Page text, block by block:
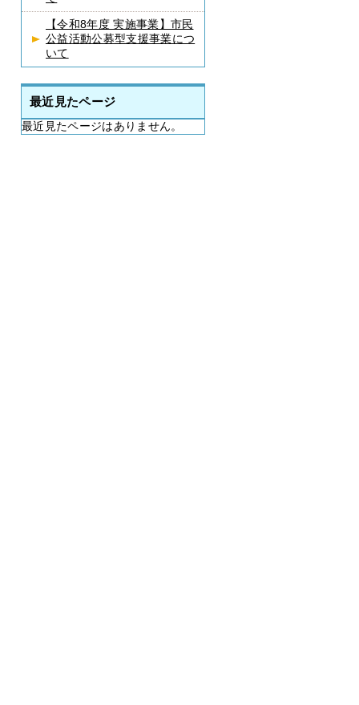
【令和8年度 実施事業】市民
公益活動公募型支援事業につ
いて
最近見たページ
最近見たページはありません。